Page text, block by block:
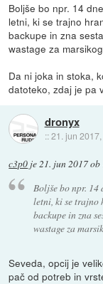
Boljše bo npr. 14
letni, ki se trajno
backupe in zna
wastage za
Da ni joka in stoka,
datoteko, zdaj je pa
dronyx
::21. jun 2017,
c3p0 je21. jun 2017
Boljše bo npr. 14
letni, ki se trajno
backupe in zna
wastage za
Seveda, opcij je
pač od potreb in